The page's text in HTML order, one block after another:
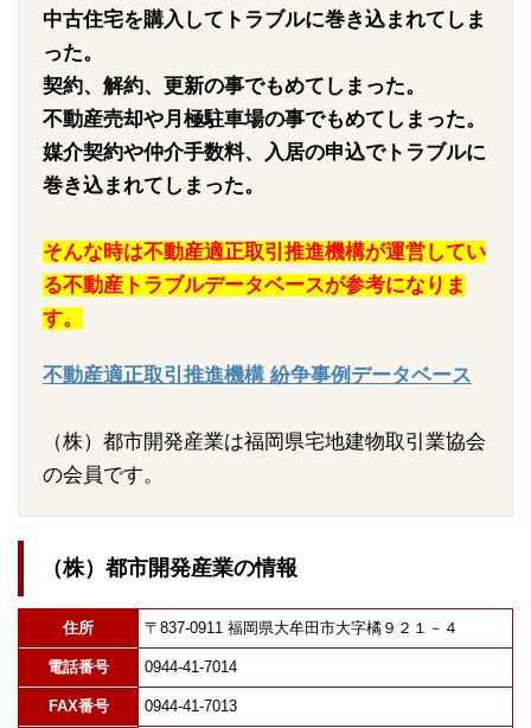
中古住宅を購入してトラブルに巻き込まれてしま
った。
契約、解約、更新の事でもめてしまった。
不動産売却や月極駐車場の事でもめてしまった。
媒介契約や仲介手数料、入居の申込でトラブルに
巻き込まれてしまった。
そんな時は不動産適正取引推進機構が運営してい
る不動産トラブルデータベースが参考になりま
す。
不動産適正取引推進機構 紛争事例データベース
（株）都市開発産業は福岡県宅地建物取引業協会
の会員です。
（株）都市開発産業の情報
住所 〒837-0911 福岡県大牟田市大字橘９２１－４
電話番号 0944-41-7014
FAX番号 0944-41-7013